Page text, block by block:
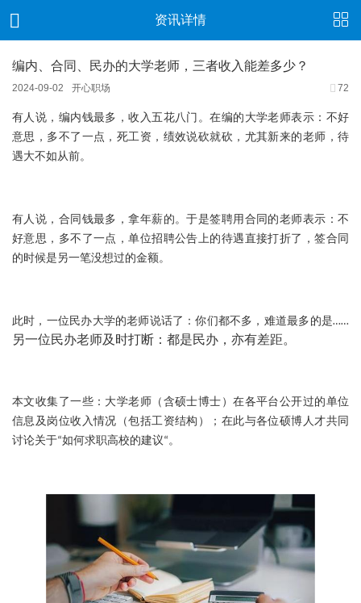
资讯详情
编内、合同、民办的大学老师，三者收入能差多少？
2024-09-02 开心职场 72
有人说，编内钱最多，收入五花八门。在编的大学老师表示：不好
意思，多不了一点，死工资，绩效说砍就砍，尤其新来的老师，待
遇大不如从前。
有人说，合同钱最多，拿年薪的。于是签聘用合同的老师表示：不
好意思，多不了一点，单位招聘公告上的待遇直接打折了，签合同
的时候是另一笔没想过的金额。
此时，一位民办大学的老师说话了：你们都不多，难道最多的是……
另一位民办老师及时打断：都是民办，亦有差距。
本文收集了一些：大学老师（含硕士博士）在各平台公开过的单位
信息及岗位收入情况（包括工资结构）；在此与各位硕博人才共同
讨论关于“如何求职高校的建议“。